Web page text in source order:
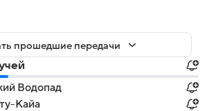
прошедшие передачи
Водопад
Кайа